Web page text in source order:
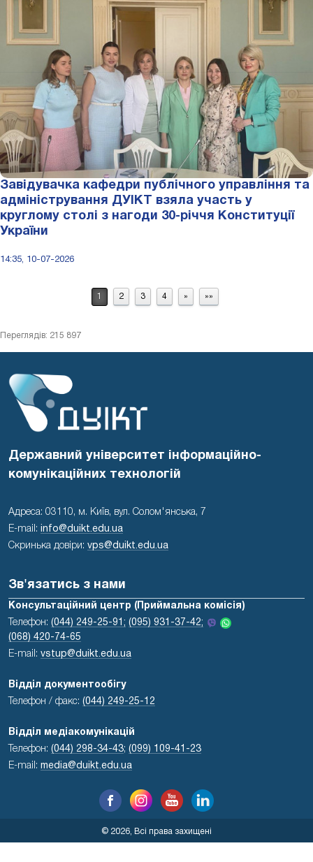
Завідувачка кафедри публічного управління та
адміністрування ДУІКТ взяла участь у
круглому столі з нагоди 30-річчя Конституції
України
14:35, 10-07-2026
1 2 3 4 » »»
Переглядів: 215 897
Державний університет інформаційно-
комунікаційних технологій
Адреса: 03110, м. Київ, вул. Солом'янська, 7
E-mail:
info@duikt.edu.ua
Скринька довіри: vps@duikt.edu.ua
Зв'язатись з нами
Консультаційний центр (Приймальна комісія)
Телефон: (044) 249-25-91; (095) 931-37-42;
(068) 420-74-65
E-mail: vstup@duikt.edu.ua
Відділ документообігу
Телефон / факс: (044) 249-25-12
Відділ медіакомунікацій
Телефон: (044) 298-34-43; (099) 109-41-23
E-mail: media@duikt.edu.ua
© 2026, Всі права захищені